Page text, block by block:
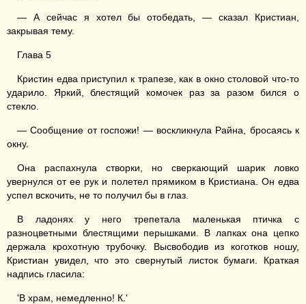
— А сейчас я хотел бы отобедать, — сказал Кристиан,
закрывая тему.
Глава 5
Кристин едва приступил к трапезе, как в окно столовой что-то
ударило. Яркий, блестящий комочек раз за разом бился о
стекло.
— Сообщение от госпожи! — воскликнула Райна, бросаясь к
окну.
Она распахнула створки, но сверкающий шарик ловко
увернулся от ее рук и полетел прямиком в Кристиана. Он едва
успел вскочить, не то получил бы в глаз.
В ладонях у него трепетала маленькая птичка с
разноцветными блестящими перышками. В лапках она цепко
держала крохотную трубочку. Высвободив из коготков ношу,
Кристиан увидел, что это свернутый листок бумаги. Краткая
надпись гласила:
'В храм, немедленно! К.'